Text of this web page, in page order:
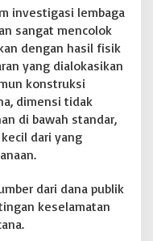
investigasi lembaga
sangat mencolok
dengan hasil fisik
yang dialokasikan
konstruksi
dimensi tidak
di bawah standar,
dari yang
dari dana publik
keselamatan